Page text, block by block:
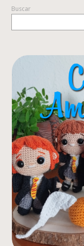
Buscar